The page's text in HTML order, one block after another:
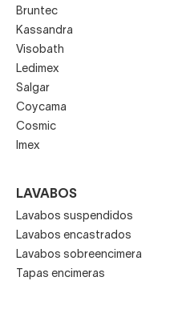
Bruntec
Kassandra
Visobath
Ledimex
Salgar
Coycama
Cosmic
Imex
LAVABOS
Lavabos suspendidos
Lavabos encastrados
Lavabos sobreencimera
Tapas encimeras